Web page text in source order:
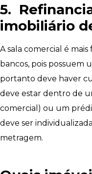
5.
imobiliário
A sala comercial é
bancos, pois possuem
portanto deve haver
deve estar dentro de
comercial) ou um
deve ser
metragem.